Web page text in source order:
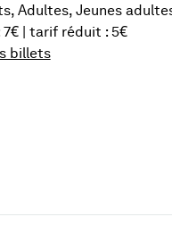
Adultes, Jeunes
7€ | tarif réduit : 5€
billets